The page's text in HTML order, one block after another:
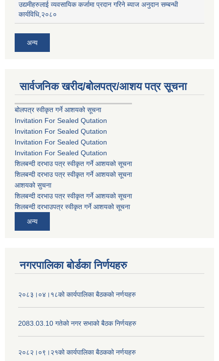
उद्यमीहरुलाई व्यवसायिक कर्जामा प्रदान गरिने ब्याज अनुदान सम्बन्धी
कार्यविधि,२०८०
अन्य
सार्वजनिक खरीद/बोलपत्र/आशय पत्र सूचना
बोलपत्र स्वीकृत गर्ने आशयको सूचना
Invitation For Sealed Qutation
Invitation For Sealed Qutation
Invitation For Sealed Qutation
Invitation For Sealed Qutation
शिलबन्दी दरभाउ पत्र स्वीकृत गर्ने आशयको सूचना
शिलबन्दी दरभाउ पत्र स्वीकृत गर्ने आशयको सूचना
आशयको सुचना
शिलबन्दी दरभाउ पत्र स्वीकृत गर्ने आशयको सूचना
शिलबन्दी दरभाउपत्र स्वीकृत गर्ने आशयको सूचना
अन्य
नगरपालिका बोर्डका निर्णयहरु
२०८३।०४।१८को कार्यपालिका बैठकको नर्णयहरु
2083.03.10 गतेको नगर सभाको बैठक निर्णयहरु
२०८२।०९।२१को कार्यपालिका बैठकको नर्णयहरु